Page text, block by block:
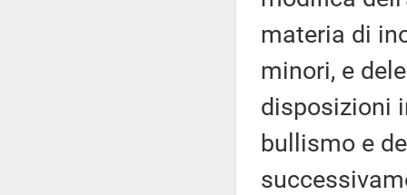
materia di
minori, e
disposizioni
bullismo e